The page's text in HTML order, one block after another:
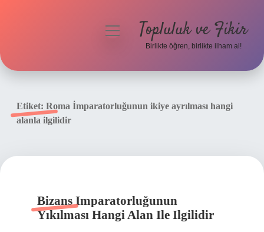
Yasal Uyarı
menüyüTopluluk ve Fikir
Birlikte öğren, birlikte ilham al!
Etiket: Roma İmparatorluğunun ikiye ayrılması hangi
alanla ilgilidir
Bizans Imparatorluğunun
Yıkılması Hangi Alan Ile Ilgilidir